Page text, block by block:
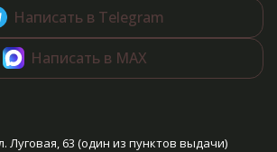
Написать в Telegram
Написать в MAX
Луговая, 63 (один из пунктов выдачи)